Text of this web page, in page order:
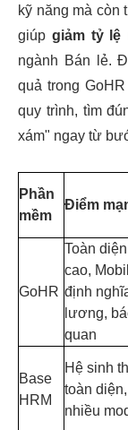
kỹ năng mà còn
giúp giảm tỷ lệ
ngành Bán lẻ.
quả trong
quy trình, tìm
xám" ngay từ
Phần
mềm
Điểm
GoHR
Toàn
cao,
định
lương,
quan
Base
HRM
Hệ sinh
toàn
nhiều